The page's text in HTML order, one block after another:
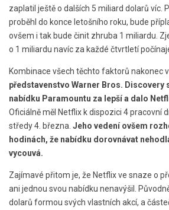
zaplatil ještě o dalších 5 miliard dolarů víc.
proběhl do konce letošního roku, bude
ovšem i tak bude činit zhruba 1 miliardu.
o 1 miliardu navíc za každé čtvrtletí
Kombinace všech těchto faktorů nakonec
představenstvo Warner Bros. Discovery
nabídku Paramountu za lepší a dalo
Oficiálně měl Netflix k dispozici 4 pracovní
středy 4. března. Jeho vedení ovšem
hodinách, že nabídku dorovnávat
vycouvá.
Zajímavé přitom je, že Netflix ve snaze o
ani jednou svou nabídku nenavýšil.
dolarů formou svých vlastních akcí, a